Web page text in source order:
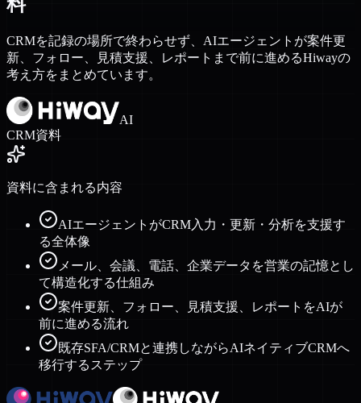
CRMを記録の場所で終わらせず、AIエージェントが案件更
新、フォロー、見積支援、レポートまで前に進めるHiwayの
考え方をまとめています。
AI
CRM資料
資料に含まれる内容
AIエージェントがCRM入力・更新・分析を支援す
る全体像
メール、会議、電話、企業データを営業の記憶とし
て構造化する仕組み
案件更新、フォロー、見積支援、レポートをAIが
前に進める流れ
既存SFA/CRMと連携しながらAIネイティブCRMへ
移行するステップ